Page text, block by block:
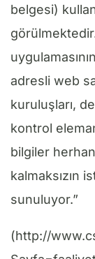
belgesi)
adresli web
kuruluşları,
kontrol
bilgiler
kalmaksızın
sunuluyor.”
(http://